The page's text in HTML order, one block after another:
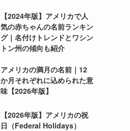
【2024年版】アメリカで人
気の赤ちゃんの名前ランキン
グ｜名付けトレンドとワシン
トン州の傾向も紹介
アメリカの満月の名前｜12
か月それぞれに込められた意
味【2026年版】
【2026年版】アメリカの祝
日（Federal Holidays）